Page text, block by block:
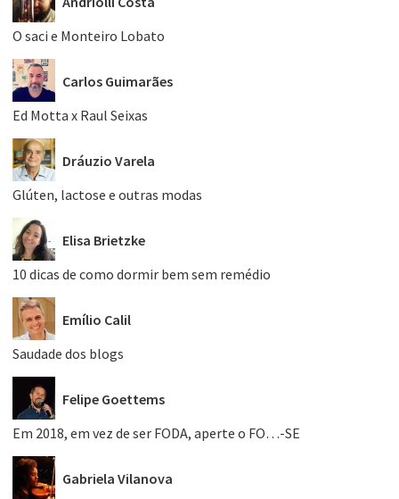
O saci e Monteiro Lobato
Carlos Guimarães
Ed Motta x Raul Seixas
Dráuzio Varela
Glúten, lactose e outras modas
Elisa Brietzke
10 dicas de como dormir bem sem remédio
Emílio Calil
Saudade dos blogs
Felipe Goettems
Em 2018, em vez de ser FODA, aperte o FO…-SE
Gabriela Vilanova